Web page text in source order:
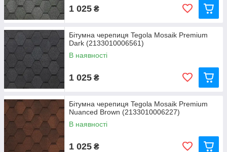
1 025 ₴
Бітумна черепиця Tegola Mosaik Premium
Dark (2133010006561)
В наявності
1 025 ₴
Бітумна черепиця Tegola Mosaik Premium
Nuanced Brown (2133010006227)
В наявності
1 025 ₴